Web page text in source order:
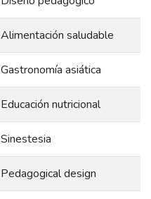
Alimentación saludable
Gastronomía asiática
Educación nutricional
Sinestesia
Pedagogical design